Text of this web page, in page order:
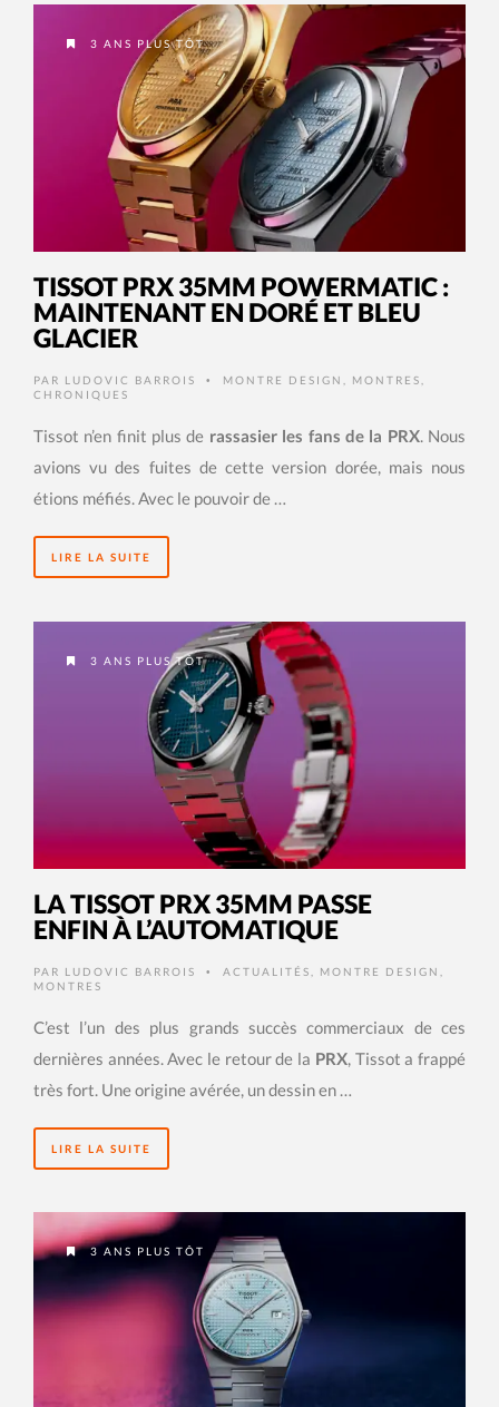
3 ANS PLUS TÔT
TISSOT PRX 35MM POWERMATIC :
MAINTENANT EN DORÉ ET BLEU
GLACIER
PAR LUDOVIC BARROIS • MONTRE DESIGN MONTRES
CHRONIQUES
Tissot n’en finit plus de rassasier les fans de la PRX. Nous
avions vu des fuites de cette version dorée, mais nous
étions méfiés. Avec le pouvoir de …
LIRE LA SUITE
3 ANS PLUS TÔT
LA TISSOT PRX 35MM PASSE
ENFIN À L’AUTOMATIQUE
PAR LUDOVIC BARROIS • ACTUALITÉS MONTRE DESIGN
MONTRES
C’est l’un des plus grands succès commerciaux de ces
dernières années. Avec le retour de la PRX, Tissot a frappé
très fort. Une origine avérée, un dessin en …
LIRE LA SUITE
3 ANS PLUS TÔT